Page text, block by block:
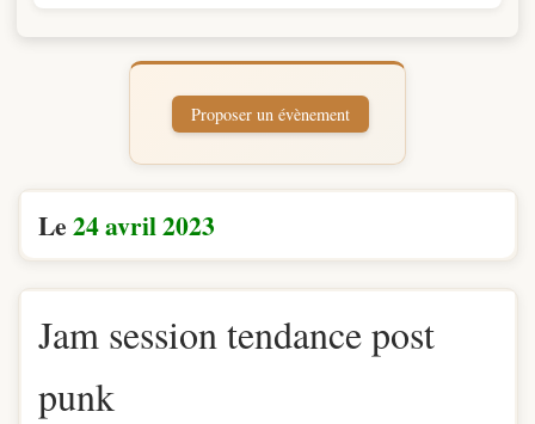
Le24 avril 2023
Jam session tendance post
punk